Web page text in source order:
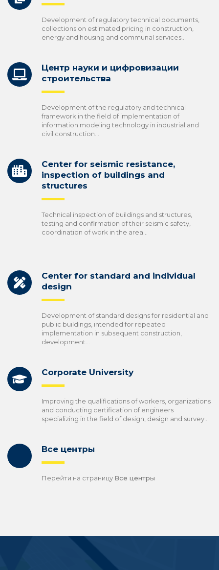
Development of regulatory technical documents,
collections on estimated pricing in construction,
energy and housing and communal services...
Центр науки и цифровизации
строительства
Development of the regulatory and technical
framework in the field of implementation of
information modeling technology in industrial and
civil construction...
Center for seismic resistance,
inspection of buildings and
structures
Technical inspection of buildings and structures,
testing and confirmation of their seismic safety,
coordination of work in the area…
Center for standard and individual
design
Development of standard designs for residential and
public buildings, intended for repeated
implementation in subsequent construction,
development…
Corporate University
Improving the qualifications of workers, organizations
and conducting certification of engineers
specializing in the field of design, design and survey...
Все центры
Перейти на страницу Все центры